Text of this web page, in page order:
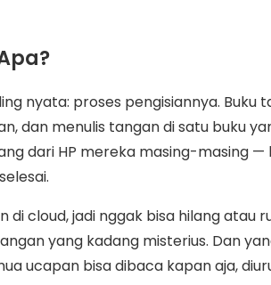
nyata: proses pengisiannya. Buku
dan menulis tangan di satu buku
dari HP mereka masing-masing
di cloud, jadi nggak bisa hilang atau
yang kadang misterius. Dan
ucapan bisa dibaca kapan aja,